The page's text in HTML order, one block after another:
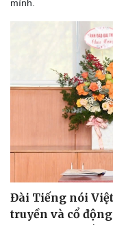
mình.
Đài Tiếng nói
truyền và cổ